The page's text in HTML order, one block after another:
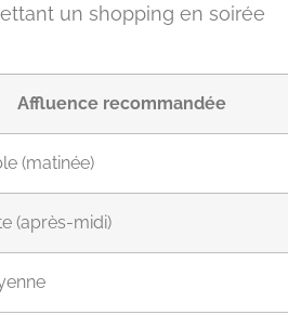
un shopping en soirée
Affluence recommandée
(matinée)
(après-midi)